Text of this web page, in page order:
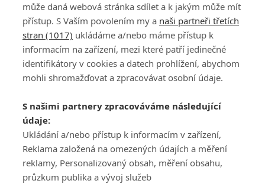
PŘIHLÁSIT
REGISTROVAT
DISKUZE
Šéfredaktorkou webu jePetr Slavík, e-mailserialy@fandimefilmu.cz
Máte-li zájem o inzerci na našem webu napište nám na e-mail
studio@koncal.com
Ochrana osobních údajů|Zásady používání cookies |Pravidla webu
Upravit nastavení soukromí
může daná webová stránka sdílet a k jakým může mít
přístup. S Vaším povolením my a naši partneři třetích
stran (1017) ukládáme a/nebo máme přístup k
informacím na zařízení, mezi které patří jedinečné
identifikátory v cookies a datech prohlížení, abychom
mohli shromažďovat a zpracovávat osobní údaje.
S našimi partnery zpracováváme následující
údaje:
Ukládání a/nebo přístup k informacím v zařízení,
Reklama založená na omezených údajích a měření
reklamy, Personalizovaný obsah, měření obsahu,
průzkum publika a vývoj služeb